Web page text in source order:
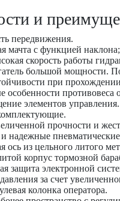
и
передвижения.
мачта с функцией
скорость работы
большой мощности.
при
особенности
элементов управления.
прочности и
надежные пневматические
ось из цельного литого
корпус тормозной
защита электронной
за счет
колонка оператора.